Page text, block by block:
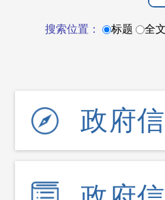
搜索位置： 标题 全文
政